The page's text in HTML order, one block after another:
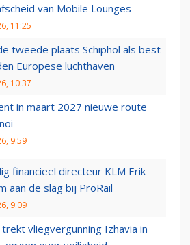
van Mobile Lounges
11:25
tweede plaats Schiphol als best
Europese luchthaven
10:37
in maart 2027 nieuwe route
9:59
financieel directeur KLM Erik
aan de slag bij ProRail
9:09
trekt vliegvergunning Izhavia in